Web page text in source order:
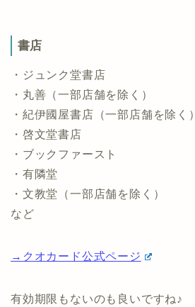
書店
・ジュンク堂書店
・丸善（一部店舗を除く）
・紀伊國屋書店（一部店舗を除く）
・啓文堂書店
・ブックファースト
・有隣堂
・文教堂（一部店舗を除く）
など
→クオカード公式ページ
有効期限もないのも良いですね♪